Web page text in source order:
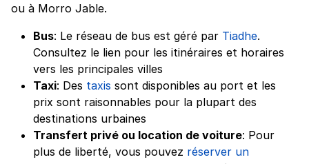
ou à Morro Jable.
Bus: Le réseau de bus est géré par Tiadhe.
Consultez le lien pour les itinéraires et horaires
vers les principales villes
Taxi: Des taxis sont disponibles au port et les
prix sont raisonnables pour la plupart des
destinations urbaines
Transfert privé ou location de voiture: Pour
plus de liberté, vous pouvez réserver un